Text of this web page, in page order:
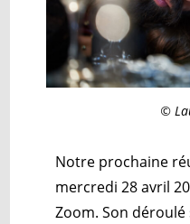
©
Notre prochaine
mercredi 28 avril
Zoom. Son